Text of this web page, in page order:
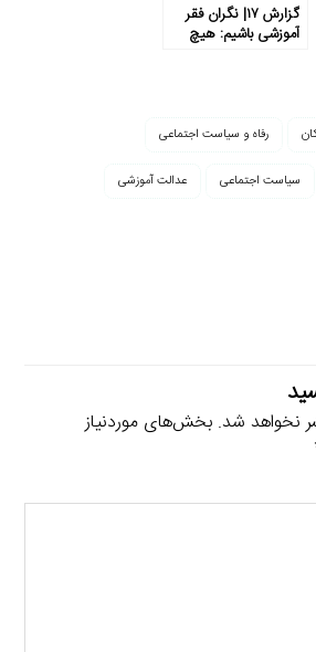
گزارش ۱۷| نگران فقر
آموزشی باشیم: هیچ
رفاه و سیاست اجتماعی
سیاست اجتماعی عدالت آموزشی
نخواهد شد. بخش‌های موردنیاز